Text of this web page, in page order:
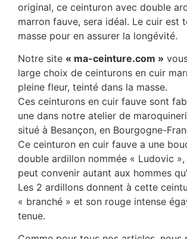
original, ce ceinturon avec double
marron fauve, sera idéal. Le cuir est
masse pour en assurer la longévité.
Notre site « ma-ceinture.com »
large choix de ceinturons en cuir
pleine fleur, teinté dans la masse.
Ces ceinturons en cuir fauve sont
une dans notre atelier de
situé à Besançon, en Bourgogne-
Ce ceinturon en cuir fauve a une
double ardillon nommée « Ludovic »,
peut convenir autant aux hommes
Les 2 ardillons donnent à cette
« branché » et son rouge intense
tenue.